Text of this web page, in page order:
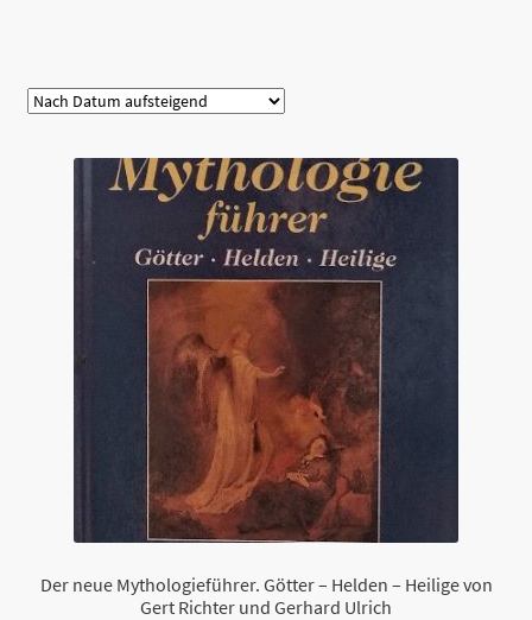
Zur Waldviertel Exklusiv-Website
Der neue Mythologieführer. Götter – Helden – Heilige von
Gert Richter und Gerhard Ulrich